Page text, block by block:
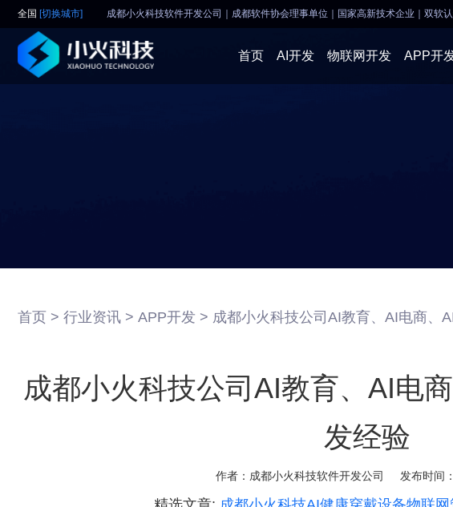
全国 [切换城市] 成都小火科技软件开发公司｜成都软件协会理事单位 国家高新技术企业｜双软
首页 AI开发 物联网开发 APP开
首页 > 行业资讯 > APP开发 > 成都小火科技公司AI教育、AI电商、
成都小火科技公司AI教育、AI电
发经验
作者： 成都小火科技软件开发公司 发布时间：